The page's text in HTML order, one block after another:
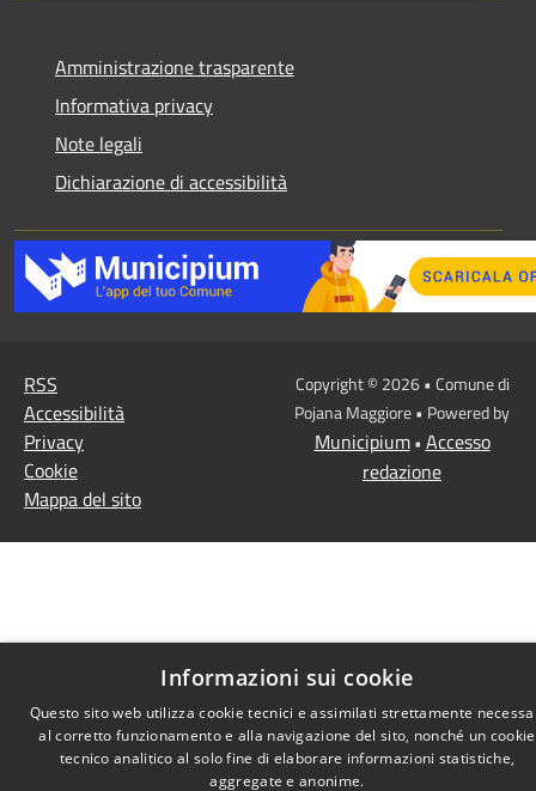
Amministrazione trasparente
Informativa privacy
Note legali
Dichiarazione di accessibilità
RSS
Accessibilità
Privacy
Cookie
Mappa del sito
Copyright © 2026 • Comune di
Pojana Maggiore • Powered by
Municipium• Accesso
redazione
Informazioni sui cookie
Questo sito web utilizza cookie tecnici e assimilati strettamente
al corretto funzionamento e alla navigazione del sito, nonché un cookie
tecnico analitico al solo fine di elaborare informazioni statistiche,
aggregate e anonime.